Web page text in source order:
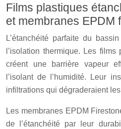
Films plastiques
et membranes EPDM
L’étanchéité parfaite du
l’isolation thermique. Les
créent une barrière vapeur
l’isolant de l’humidité. Leur
infiltrations qui dégraderaient
Les membranes EPDM
de l’étanchéité par leur